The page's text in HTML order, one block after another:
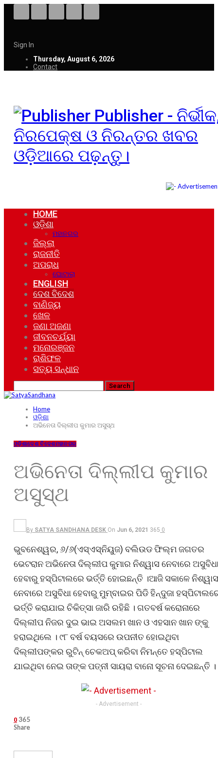
Sign In
Thursday, August 6, 2026
Contact
Publisher -
ନିରପେକ୍ଷ ଓ ନିରନ୍ତର ଖବର
ଓଡ଼ିଆରେ ପଢ଼ନ୍ତୁ।
HOME
ଓଡ଼ିଶା
ମହାନଗର
ଜିଲ୍ଲା
ରାଜନୀତି
ଅପରାଧ
ଘୋଟାଲା
ENGLISH
ଦେଶ ବିଦେଶ
ବାଣିଜ୍ୟ
ଖେଳ
ଜଣା ଅଜଣା
ଜୀବନଚର୍ଯ୍ୟା
ମନୋରଞ୍ଜନ
ରାଶିଫଳ
ସତ୍ୟ ସନ୍ଧାନ
Home
ଓଡ଼ିଶା
ଅଭିନେତା ଦିଲ୍ଲୀପ କୁମାର ଅସୁସ୍ଥ
ଓଡ଼ିଶାଦେଶ ବିଦେଶମହାନଗର
ଅଭିନେତା ଦିଲ୍ଲୀପ କୁମାର
ଅସୁସ୍ଥ
By SATYA SANDHANA DESK On Jun 6, 2021 365 0
ଭୁବନେଶ୍ୱର, ୬/୬(ଏସ୍‌ଏସ୍‌ନିୟୁଜ) ବଲିଉଡ ଫିଲ୍ମ ଜଗତର
ଭେଟରାନ ଅଭିନେତା ଦିଲ୍ଲୀପ କୁମାର ନିଶ୍ୱାସ ନେବାରେ
ହେବାରୁ ହସ୍ପିଟାଲରେ ଭର୍ତ୍ତି ହୋଇଛନ୍ତି ।ଆଜି ସକାଳେ ନିଶ୍ୱାସ
ନେବାରେ ଅସୁବିଧା ହେବାରୁ ମୁମ୍ବାଇର ପିଡି ହିନ୍ଦୁଜା
ଭର୍ତ୍ତି କରାଯାଇ ଚିକିତ୍ସା ଜାରି ରହିଛି । ଗତବର୍ଷ କରୋନାରେ
ଦିଲ୍ଲୀପ ନିଜର ଦୁଇ ଭାଇ ଅସଲମ ଖାନ ଓ ଏହସାନ ଖାନ ଙ୍କୁ
ହରାଇଥିଲେ । ୯୮ ବର୍ଷ ବୟସରେ ଉପନୀତ ହୋଇଥିବା
ଦିଲ୍ଲୀପଙ୍କର ରୁଟିନ୍ ଚେକଅପ୍ କରିବା ନିମନ୍ତେ ହସ୍ପିଟାଲ
ଯାଇଥିବା ନେଇ ତାଙ୍କ ପତ୍ନୀ ସାୟରା ବାନୋ ସୂଚନା ଦେଇଛନ୍ତି ।
- Advertisement -
0 365
Share